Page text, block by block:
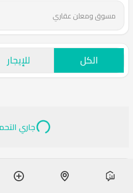
مسوق ومعلن عقاري
الكل للإيجار
جاري